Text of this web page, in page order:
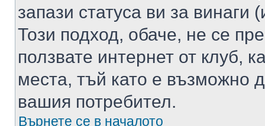
запази статуса ви за винаги
Този подход, обаче, не се
ползвате интернет от клуб,
места, тъй като е възможно
вашия потребител.
Върнете се в началото